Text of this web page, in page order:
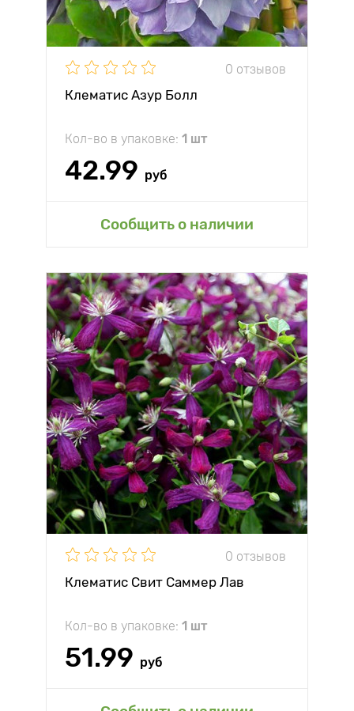
0 отзывов
Клематис Азур Болл
Кол-во в упаковке: 1 шт
42.99 руб
Сообщить о наличии
0 отзывов
Клематис Свит Саммер Лав
Кол-во в упаковке: 1 шт
51.99 руб